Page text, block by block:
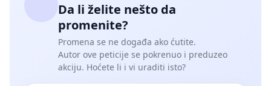
Da li želite nešto da
promenite?
Promena se ne događa ako ćutite.
Autor ove peticije se pokrenuo i preduzeo
akciju. Hoćete li i vi uraditi isto?